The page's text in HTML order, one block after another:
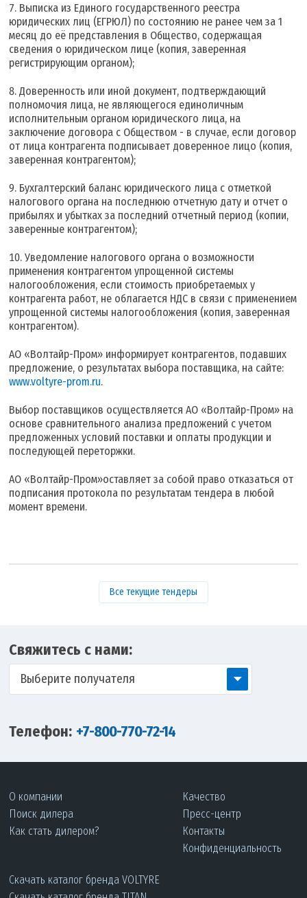
Выписка из Единого государственного реестра
юридических лиц (ЕГРЮЛ) по состоянию не ранее чем за 1
месяц до её представления в Общество, содержащая
сведения о юридическом лице (копия, заверенная
регистрирующим органом);
Доверенность или иной документ, подтверждающий
полномочия лица, не являющегося единоличным
исполнительным органом юридического лица, на
заключение договора с Обществом - в случае, если договор
от лица контрагента подписывает доверенное лицо (копия,
заверенная контрагентом);
Бухгалтерский баланс юридического лица с отметкой
налогового органа на последнюю отчетную дату и отчет о
прибылях и убытках за последний отчетный период (копии,
заверенные контрагентом);
Уведомление налогового органа о возможности
применения контрагентом упрощенной системы
налогообложения, если стоимость приобретаемых у
контрагента работ, не облагается НДС в связи с применением
упрощенной системы налогообложения (копия, заверенная
контрагентом).
АО «Волтайр-Пром» информирует контрагентов, подавших
предложение, о результатах выбора поставщика, на сайте:
www.voltyre-prom.ru.
Выбор поставщиков осуществляется АО «Волтайр-Пром» на
основе сравнительного анализа предложений с учетом
предложенных условий поставки и оплаты продукции и
последующей переторжки.
АО «Волтайр-Пром»оставляет за собой право отказаться от
подписания протокола по результатам тендера в любой
момент времени.
Все текущие тендеры
Свяжитесь с нами:
Выберите получателя
Телефон: +7-800-770-72-14
О компании
Поиск дилера
Как стать дилером?
Качество
Пресс-центр
Контакты
Конфиденциальность
Скачать каталог бренда VOLTYRE